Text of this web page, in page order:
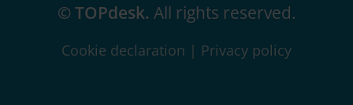
© TOPdesk. All rights reserved.
Cookie declaration | Privacy policy